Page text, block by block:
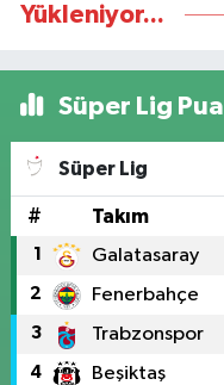
Yükleniyor...
Süper Lig
Süper Lig
# Takım
1 Galatasaray
2 Fenerbahçe
3 Trabzonspor
4 Beşiktaş